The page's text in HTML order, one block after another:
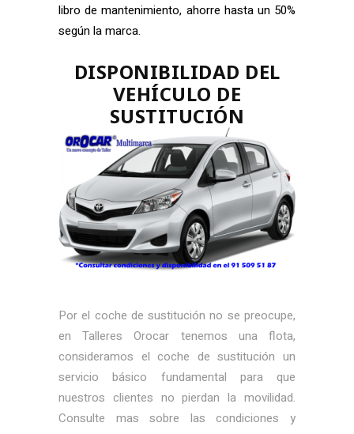
libro de mantenimiento, ahorre hasta un 50%
según la marca.
DISPONIBILIDAD DEL
VEHÍCULO DE
SUSTITUCIÓN
Por el coche de sustitución no se preocupe,
en Talleres Orocar tenemos una flota,
consideramos el coche de sustitución un
servicio básico fundamental para que
nuestros clientes no pierdan la movilidad.
Consulte mas sobre las condiciones y